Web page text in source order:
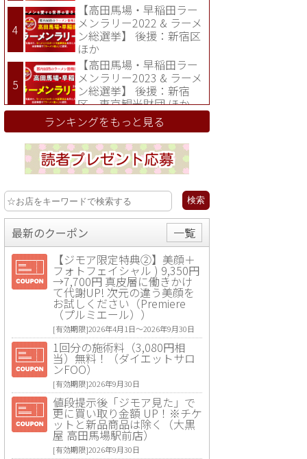
【高田馬場・早稲田ラー
メンラリー2022 & ラーメ
ン総選挙】 後援：新宿区
ほか
【高田馬場・早稲田ラー
メンラリー2023 & ラーメ
ン総選挙】 後援：新宿
区、東京観光財団 ほか
ランキングをもっと見る
最新のクーポン
一覧
【ジモア限定特典②】美顔＋
フォトフェイシャル ) 9,350円
→7,700円 真皮層に働きかけ
て代謝UP! 次元の違う美顔を
お試しください（Premiere
（プルミエール））
[有効期限]2026年4月1日〜2026年9月30日
1回分の施術料（3,080円相
当）無料！（ダイエットサロ
ンFOO）
[有効期限]2026年9月30日
値段提示後「ジモア見た」で
更に買い取り金額 UP！※チケ
ットと新品商品は除く（大黒
屋 高田馬場駅前店）
[有効期限]2026年9月30日